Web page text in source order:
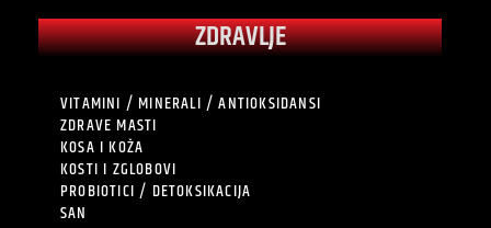
ZDRAVLJE
VITAMINI / MINERALI / ANTIOKSIDANSI
ZDRAVE MASTI
KOSA I KOŽA
KOSTI I ZGLOBOVI
PROBIOTICI / DETOKSIKACIJA
SAN